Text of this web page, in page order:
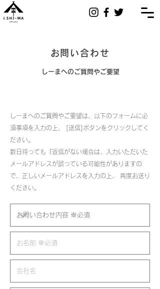
お問い合わせ
しーまへのご質問やご要望
しーまへのご質問やご要望は、以下のフォームに必
須事項を入力の上、 [送信]ボタンをクリックしてく
ださい。
数日待っても『返信がない場合は、入力いただいた
メールアドレスが誤っている可能性がありますの
で、正しいメールアドレスを入力の上、 再度お送り
ください。